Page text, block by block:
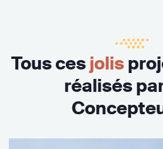
Tous cesjolis
réalisés